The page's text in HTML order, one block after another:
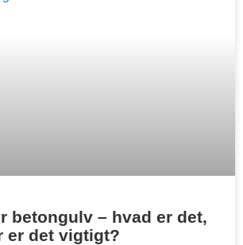
betongulv – hvad er det,
er det vigtigt?